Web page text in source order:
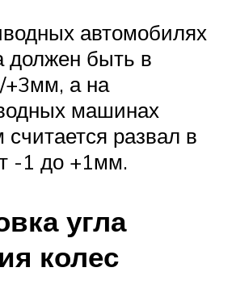
автомобилях
должен быть в
+3мм, а на
машинах
развал в
-1 до +1мм.
угла
колес